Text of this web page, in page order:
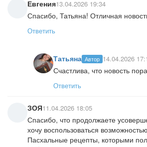
Евгения13.04.2026 19:34
Спасибо, Татьяна! Отличная
Ответить
Татьяна Автор 14.04.2026
Счастлива, что новость
Ответить
ЗОЯ11.04.2026 18:05
Спасибо, что продолжаете
хочу воспользоваться
Пасхальные рецепты, которыми